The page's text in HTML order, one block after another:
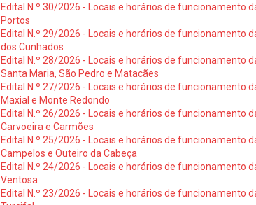
Edital N.º 30/2026 - Locais e horários de funcionamento
Portos
Edital N.º 29/2026 - Locais e horários de funcionamento
dos Cunhados
Edital N.º 28/2026 - Locais e horários de funcionamento
Santa Maria, São Pedro e Matacães
Edital N.º 27/2026 - Locais e horários de funcionamento
Maxial e Monte Redondo
Edital N.º 26/2026 - Locais e horários de funcionamento
Carvoeira e Carmões
Edital N.º 25/2026 - Locais e horários de funcionamento
Campelos e Outeiro da Cabeça
Edital N.º 24/2026 - Locais e horários de funcionamento
Ventosa
Edital N.º 23/2026 - Locais e horários de funcionamento